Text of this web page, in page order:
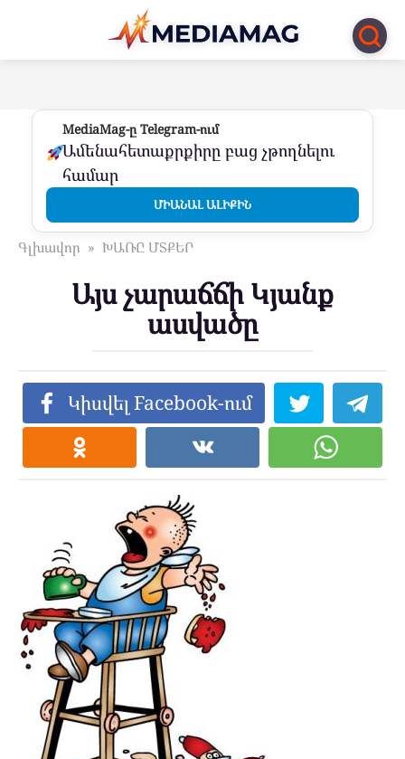
Перейти
контенту
MediaMag-ը Telegram-ում
Ամենահետաքրքիրը բաց չթողնելու
համար
ՄԻԱՆԱԼ ԱԼԻՔԻՆ
Գլխավոր » ԽԱՌԸ ՄՏՔԵՐ
Այս չարաճճի Կյանք
ասվածը
Կիսվել Facebook-ում